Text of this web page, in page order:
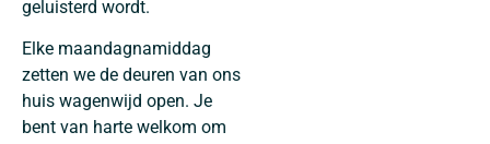
geluisterd wordt.
Elke maandagnamiddag
zetten we de deuren van ons
huis wagenwijd open. Je
bent van harte welkom om